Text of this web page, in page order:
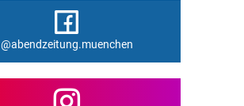
@abendzeitung.muenchen